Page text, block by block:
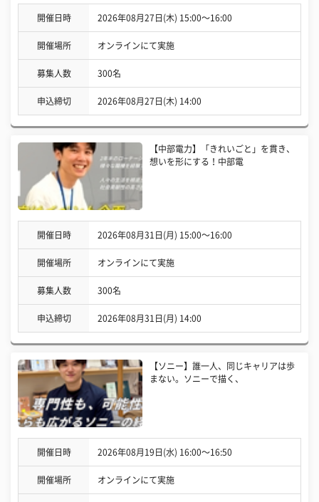
開催日時 2026年08月27日(木) 15:00〜16:00
開催場所 オンラインにて実施
募集人数 300名
申込締切 2026年08月27日(木) 14:00
【中部電力】「きれいごと」を貫き、
想いを形にする！中部電
開催日時 2026年08月31日(月) 15:00〜16:00
開催場所 オンラインにて実施
募集人数 300名
申込締切 2026年08月31日(月) 14:00
【ソニー】誰一人、同じキャリアは歩
まない。ソニーで描く、
開催日時 2026年08月19日(水) 16:00〜16:50
開催場所 オンラインにて実施